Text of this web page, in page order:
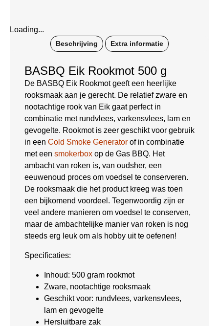
Loading...
Beschrijving Extra informatie
BASBQ Eik Rookmot 500 g
De BASBQ Eik Rookmot geeft een heerlijke
rooksmaak aan je gerecht. De relatief zware en
nootachtige rook van Eik gaat perfect in
combinatie met rundvlees, varkensvlees, lam en
gevogelte. Rookmot is zeer geschikt voor gebruik
in een Cold Smoke Generator of in combinatie
met een smokerbox op de Gas BBQ. Het
ambacht van roken is, van oudsher, een
eeuwenoud proces om voedsel te conserveren.
De rooksmaak die het product kreeg was toen
een bijkomend voordeel. Tegenwoordig zijn er
veel andere manieren om voedsel te conserven,
maar de ambachtelijke manier van roken is nog
steeds erg leuk om als hobby uit te oefenen!
Specificaties:
Inhoud: 500 gram rookmot
Zware, nootachtige rooksmaak
Geschikt voor: rundvlees, varkensvlees,
lam en gevogelte
Hersluitbare zak